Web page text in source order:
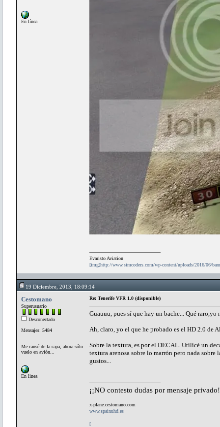
En línea
Evaristo Aviation
[img]http://www.simcoders.com/wp-content/uploads/2016/06/
19 Diciembre, 2013, 18:09:14
Cestomano
Superusuario
Desconectado
Mensajes: 5484
Me cansé de la capa; ahora sólo
vuelo en avión...
En línea
Re: Tenerife VFR 1.0 (disponible)
Guauuu, pues sí que hay un bache... Qué raro,yo
Ah, claro, yo el que he probado es el HD 2.0 de
Sobre la textura, es por el DECAL. Utilicé un
textura arenosa sobre lo marrón pero nada
gustos...
¡¡NO contesto dudas por mensaje
x-plane.cestomano.com
www.spainuhd.es
[